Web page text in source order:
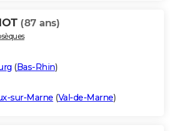
(87 ans)
(Bas-Rhin)
sur-Marne (Val-de-Marne)